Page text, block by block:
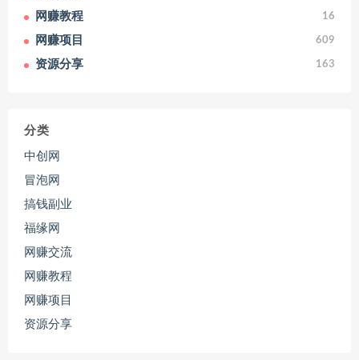
网赚教程 16
网赚项目 609
资源分享 163
分类
中创网
冒泡网
搞钱副业
福缘网
网赚交流
网赚教程
网赚项目
资源分享